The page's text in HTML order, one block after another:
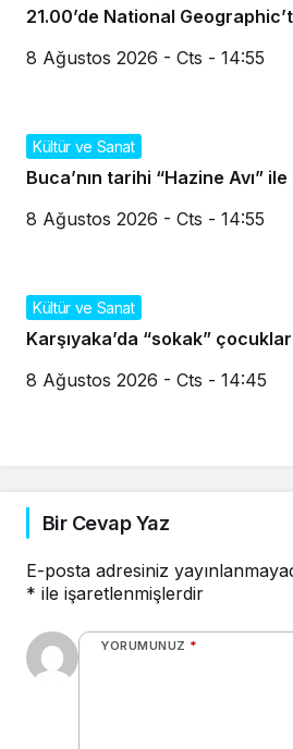
21.00’de National
8 Ağustos 2026 - Cts - 14:55
Kültür ve Sanat
Buca’nın tarihi “Hazine Avı”
8 Ağustos 2026 - Cts - 14:55
Kültür ve Sanat
Karşıyaka’da “sokak”
8 Ağustos 2026 - Cts - 14:45
Bir Cevap Yaz
E-posta adresiniz
* ile işaretlenmişlerdir
YORUMUNUZ *